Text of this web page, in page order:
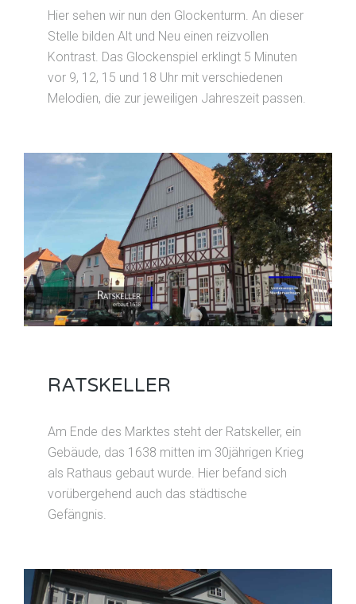
Hier sehen wir nun den Glockenturm. An dieser
Stelle bilden Alt und Neu einen reizvollen
Kontrast. Das Glockenspiel erklingt 5 Minuten
vor 9, 12, 15 und 18 Uhr mit verschiedenen
Melodien, die zur jeweiligen Jahreszeit passen.
RATSKELLER
Am Ende des Marktes steht der Ratskeller, ein
Gebäude, das 1638 mitten im 30jährigen Krieg
als Rathaus gebaut wurde. Hier befand sich
vorübergehend auch das städtische
Gefängnis.